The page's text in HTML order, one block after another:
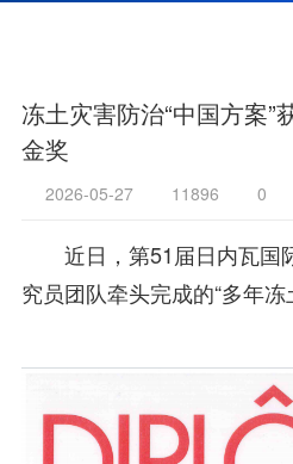
冻土灾害防治“中国方案”
金奖
2026-05-27 11896 0
近日，第51届日内瓦国
究员团队牵头完成的“多年